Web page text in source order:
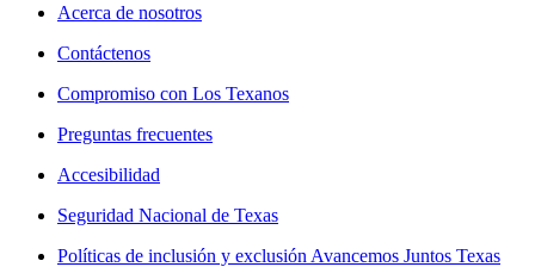
Acerca de nosotros
Contáctenos
Compromiso con Los Texanos
Preguntas frecuentes
Accesibilidad
Seguridad Nacional de Texas
Políticas de inclusión y exclusión Avancemos Juntos Texas